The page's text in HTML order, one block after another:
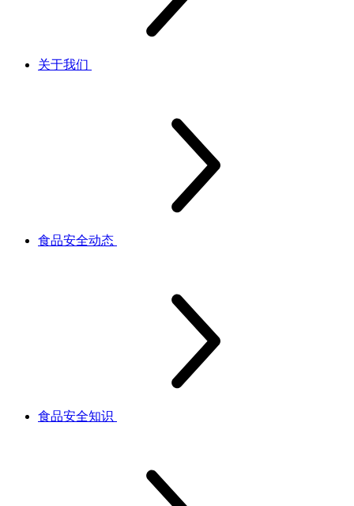
关于我们
食品安全动态
食品安全知识